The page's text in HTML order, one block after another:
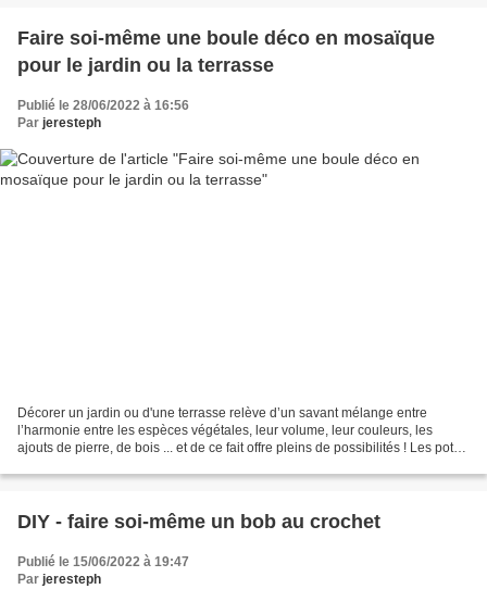
Faire soi-même une boule déco en mosaïque
pour le jardin ou la terrasse
Publié le 28/06/2022 à 16:56
Par jeresteph
Décorer un jardin ou d'une terrasse relève d’un savant mélange entre
l’harmonie entre les espèces végétales, leur volume, leur couleurs, les
ajouts de pierre, de bois ... et de ce fait offre pleins de possibilités ! Les pots,
DIY - faire soi-même un bob au crochet
Publié le 15/06/2022 à 19:47
Par jeresteph